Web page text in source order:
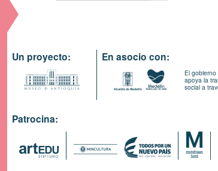
Un proyecto: En asocio con:
El
apoya la
social a
Patrocina: